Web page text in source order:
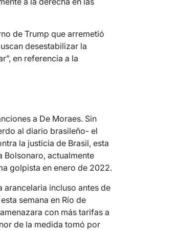
de Trump que arremetió
desestabilizar la
en referencia a la
a De Moraes. Sin
al diario brasileño- el
la justicia de Brasil, esta
Bolsonaro, actualmente
golpista en enero de 2022.
arancelaria incluso antes de
semana en Río de
con más tarifas a
de la medida tomó por